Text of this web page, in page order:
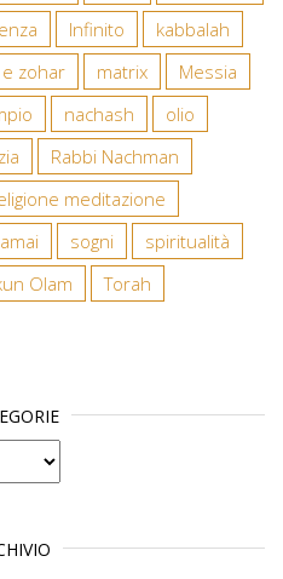
Infinito
kabbalah
zohar matrix
Messia
nachash
olio
Rabbi Nachman
meditazione
sogni
spiritualità
Olam
Torah